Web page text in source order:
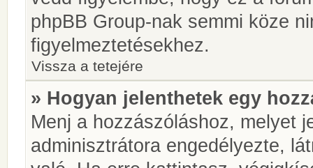
phpBB Group-nak semmi köze
figyelmeztetésekhez.
Vissza a tetejére
» Hogyan jelenthetek egy
Menj a hozzászóláshoz, melyet
adminisztrátora engedélyezte,